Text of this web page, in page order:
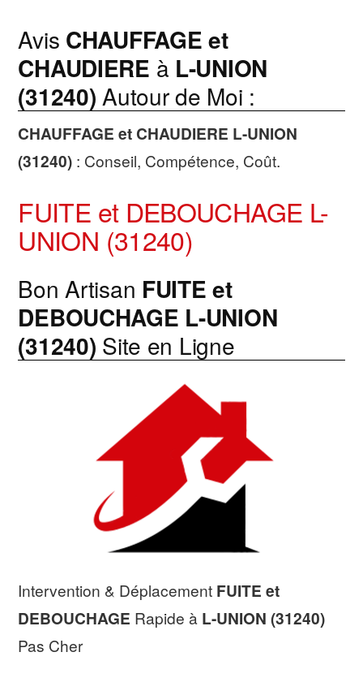
Avis CHAUFFAGE et
CHAUDIERE à L-UNION
(31240) Autour de Moi :
CHAUFFAGE et CHAUDIERE L-UNION
(31240) : Conseil, Compétence, Coût.
FUITE et DEBOUCHAGE L-
UNION (31240)
Bon Artisan FUITE et
DEBOUCHAGE L-UNION
(31240) Site en Ligne
Intervention & Déplacement FUITE et
DEBOUCHAGE Rapide à L-UNION (31240)
Pas Cher